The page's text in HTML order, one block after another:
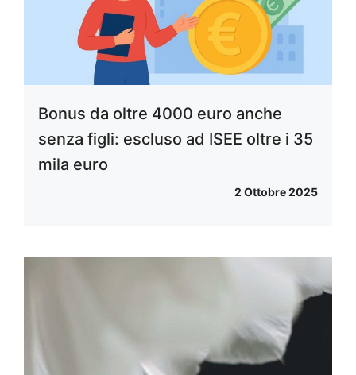
Bonus da oltre 4000 euro anche
senza figli: escluso ad ISEE oltre i 35
mila euro
2 Ottobre 2025